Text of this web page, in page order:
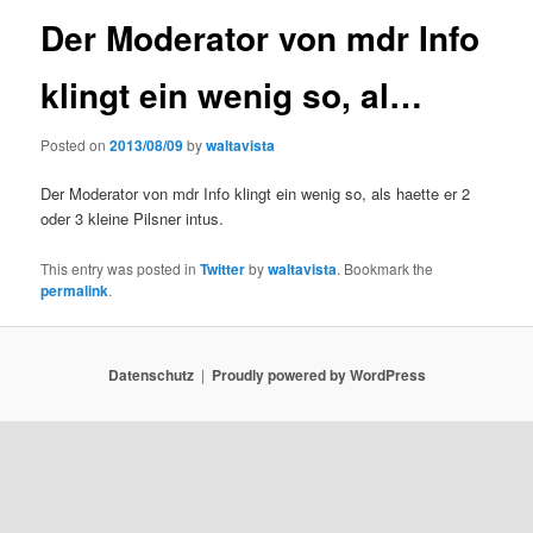
Der Moderator von mdr Info
klingt ein wenig so, al…
Posted on2013/08/09bywaltavista
Der Moderator von mdr Info klingt ein wenig so, als haette er 2
oder 3 kleine Pilsner intus.
This entry was posted inTwitterbywaltavista. Bookmark the
permalink.
Datenschutz Proudly powered by WordPress